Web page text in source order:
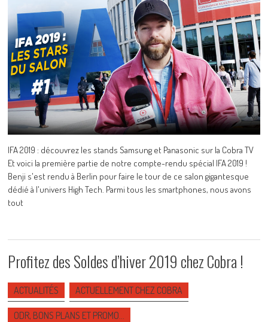
IFA 2019 : découvrez les stands Samsung et Panasonic sur la Cobra TV
Et voici la première partie de notre compte-rendu spécial IFA 2019 !
Benji s'est rendu à Berlin pour faire le tour de ce salon gigantesque
dédié à l'univers High Tech. Parmi tous les smartphones, nous avons
tout
Profitez des Soldes d’hiver 2019 chez Cobra !
ACTUALITÉS ACTUELLEMENT CHEZ COBRA
ODR, BONS PLANS ET PROMO…